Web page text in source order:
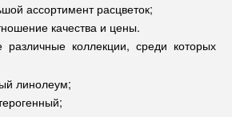
ассортимент расцветок;
качества и цены.
коллекции, среди которых
линолеум;